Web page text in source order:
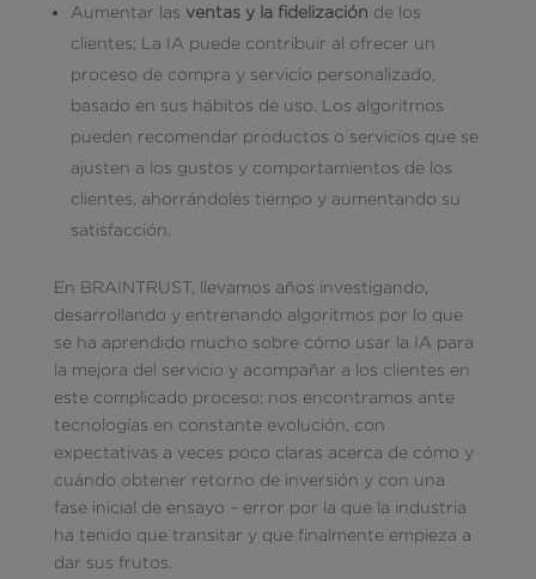
Aumentar las ventas y la fidelización de los
clientes; La IA puede contribuir al ofrecer un
proceso de compra y servicio personalizado,
basado en sus hábitos de uso. Los algoritmos
pueden recomendar productos o servicios que se
ajusten a los gustos y comportamientos de los
clientes, ahorrándoles tiempo y aumentando su
satisfacción.
En BRAINTRUST, llevamos años investigando,
desarrollando y entrenando algoritmos por lo que
se ha aprendido mucho sobre cómo usar la IA para
la mejora del servicio y acompañar a los clientes en
este complicado proceso; nos encontramos ante
tecnologías en constante evolución, con
expectativas a veces poco claras acerca de cómo y
cuándo obtener retorno de inversión y con una
fase inicial de ensayo – error por la que la industria
ha tenido que transitar y que finalmente empieza a
dar sus frutos.